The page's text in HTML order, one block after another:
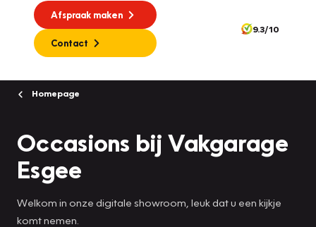
Afspraak maken
Contact
9.3/10
Homepage
Occasions bij Vakgarage
Esgee
Welkom in onze digitale showroom, leuk dat u een kijkje
komt nemen.